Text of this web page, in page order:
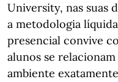
University, nas suas
a metodologia
presencial convive
alunos se
ambiente